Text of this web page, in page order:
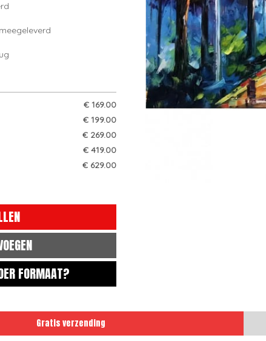
€ 169.00
€ 199.00
€ 269.00
€ 419.00
€ 629.00
FORMAAT?
Gratis verzending